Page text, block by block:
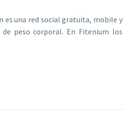
es una red social gratuita, mobile y
peso corporal. En Fitenium los